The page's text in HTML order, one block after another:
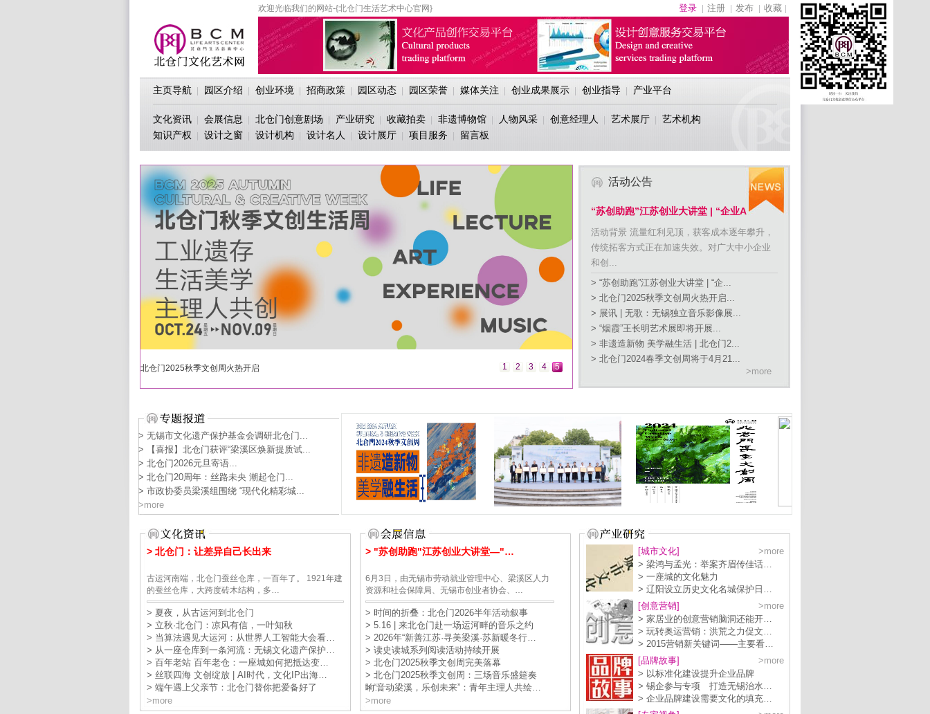
欢迎光临我们的网站-{北仓门生活艺术中心官网} 登录 注册 发布 收藏
主页导航 园区介绍 创业环境 招商政策 园区动态 园区荣誉 媒体关注 创业成果展示 创业指导 产业平台
文化资讯 会展信息 北仓门创意剧场 产业研究 收藏拍卖 非遗博物馆 人物风采 创意经理人 艺术展厅
艺术机构
知识产权
设计之窗 设计机构 设计名人 设计展厅 项目服务 留言板
北仓门2025秋季文创周火热开启 1 2 3 4 5
活动公告
“苏创助跑”江苏创业大讲堂 | “企业A
活动背景 流量红利见顶，获客成本逐年攀升，
传统拓客方式正在加速失效。对广大中小企业
和创...
> “苏创助跑”江苏创业大讲堂 | “企...
> 北仓门2025秋季文创周火热开启...
> 展讯 | 无歌：无锡独立音乐影像展...
> “烟霞”王长明艺术展即将开展...
> 非遗造新物 美学融生活 | 北仓门2...
> 北仓门2024春季文创周将于4月21...
>more
> 无锡市文化遗产保护基金会调研北仓门...
> 【喜报】北仓门获评“梁溪区焕新提质试...
> 北仓门2026元旦寄语...
> 北仓门20周年：丝路未央 潮起仓门...
> 市政协委员梁溪组围绕 “现代化精彩城...
>more
> 北仓门：让差异自己长出来
古运河南端，北仓门蚕丝仓库，一百年了。 1921年建
的蚕丝仓库，大跨度砖木结构，多…
> 夏夜，从古运河到北仓门
> 立秋·北仓门：凉风有信，一叶知秋
> 当算法遇见大运河：从世界人工智能大会看…
> 从一座仓库到一条河流：无锡文化遗产保护…
> 百年老站 百年老仓：一座城如何把抵达变…
> 丝联四海 文创绽放 | AI时代，文化IP出海…
> 端午遇上父亲节：北仓门替你把爱备好了
>more
> "苏创助跑"江苏创业大讲堂—"…
6月3日，由无锡市劳动就业管理中心、梁溪区人力
资源和社会保障局、无锡市创业者协会、…
> 时间的折叠：北仓门2026半年活动叙事
> 5.16 | 来北仓门赴一场运河畔的音乐之约
> 2026年“新善江苏·寻美梁溪·苏新暖冬行…
> 读史读城系列阅读活动持续开展
> 北仓门2025秋季文创周完美落幕
> 北仓门2025秋季文创周：三场音乐盛筵奏
响…
> “音动梁溪，乐创未来”：青年主理人共绘…
>more
[城市文化]
>more
> 梁鸿与孟光：举案齐眉传佳话…
> 一座城的文化魅力
> 辽阳设立历史文化名城保护日…
[创意营销]
>more
> 家居业的创意营销脑洞还能开…
> 玩转奥运营销：洪荒之力促文…
> 2015营销新关键词——主要看…
[品牌故事]
>more
> 以标准化建设提升企业品牌
> 锡企参与专项 打造无锡治水…
> 企业品牌建设需要文化的填充…